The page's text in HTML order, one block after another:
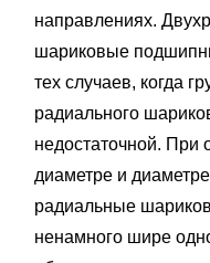
направлениях.
шариковые
тех случаев, когда
радиального
недостаточной. При
диаметре и
радиальные
ненамного шире